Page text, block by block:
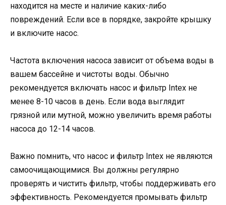
находится на месте и наличие каких-либо
повреждений. Если все в порядке, закройте крышку
и включите насос.
Частота включения насоса зависит от объема воды в
вашем бассейне и чистоты воды. Обычно
рекомендуется включать насос и фильтр Intex не
менее 8-10 часов в день. Если вода выглядит
грязной или мутной, можно увеличить время работы
насоса до 12-14 часов.
Важно помнить, что насос и фильтр Intex не являются
самоочищающимися. Вы должны регулярно
проверять и чистить фильтр, чтобы поддерживать его
эффективность. Рекомендуется промывать фильтр